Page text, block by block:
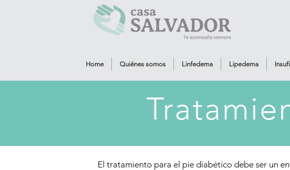
Home Quiénes somos Linfedema Lipedema
El tratamiento para el pie diabético debe ser un